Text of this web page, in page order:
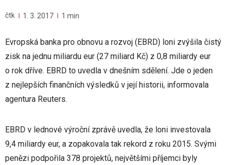
čtk 1. 3. 2017 1 min
Evropská banka pro obnovu a rozvoj (EBRD) loni zvýšila čistý
zisk na jednu miliardu eur (27 miliard Kč) z 0,8 miliardy eur
o rok dříve. EBRD to uvedla v dnešním sdělení. Jde o jeden
z nejlepších finančních výsledků v její historii, informovala
agentura Reuters.
EBRD v lednové výroční zprávě uvedla, že loni investovala
9,4 miliardy eur, a zopakovala tak rekord z roku 2015. Svými
penězi podpořila 378 projektů, největšími příjemci byly